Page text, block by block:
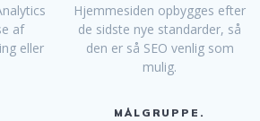
af
eller
Hjemmesiden opbygges efter
de sidste nye standarder, så
den er så SEO venlig som
mulig.
MÅLGRUPPE.